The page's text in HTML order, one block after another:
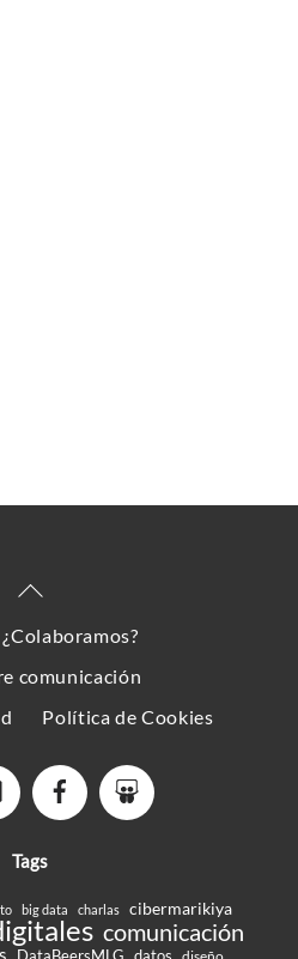
Back
Top
¿Colaboramos?
comunicación
Política de Cookies
Tags
big data charlas cibermarikiya
comunicación
DataBeersMLG datos